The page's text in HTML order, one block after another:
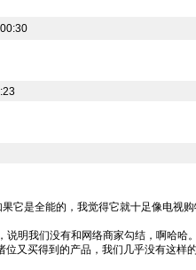
它是全能的，我觉得它就十足像电视
说明我们没有和网络商家勾结，啊哈哈
又买得到的产品，我们几乎没有这样的